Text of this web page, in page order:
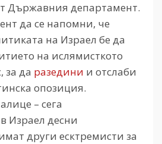
Държавния департамент.
да се напомни, че
на Израел бе да
на ислямисткото
за да разедини и отслаби
опозиция.
– сега
Израел десни
други есктремисти за